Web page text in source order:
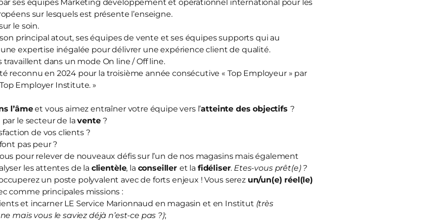
ses équipes Marketing développement et opérationnel international pour les
sur lesquels est présente l’enseigne.
le soin.
son principal atout, ses équipes de vente et ses équipes supports qui au
expertise inégalée pour délivrer une expérience client de qualité.
travaillent dans un mode On line / Off line.
reconnu en 2024 pour la troisième année consécutive « Top Employeur » par
Employer Institute. »
l’âmeet vous aimez entraîner votre équipe vers l’atteinte des objectifs ?
par le secteur de lavente?
de vos clients ?
pas peur ?
pour relever de nouveaux défis sur l’un de nos magasins mais également
les attentes de la clientèle, la conseiller et la fidéliser. Etes-vous prêt(e) ?
un poste polyvalent avec de forts enjeux ! Vous serez un/un(e) réel(le)
comme principales missions :
et incarner LE Service Marionnaud en magasin et en Institut (très
mais vous le saviez déjà n’est-ce pas ?);